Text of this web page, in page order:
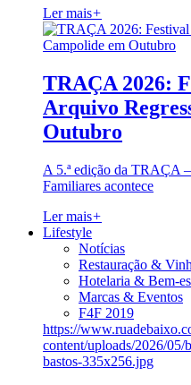
Ler mais+
TRAÇA 2026:
Arquivo
Outubro
A 5.ª edição da TRAÇA
Familiares acontece
Ler mais+
Lifestyle
Notícias
Restauração &
Hotelaria & Bem-
Marcas & Eventos
F4F 2019
https://
content/uploads/2026/05/
bastos-335x256.jpg